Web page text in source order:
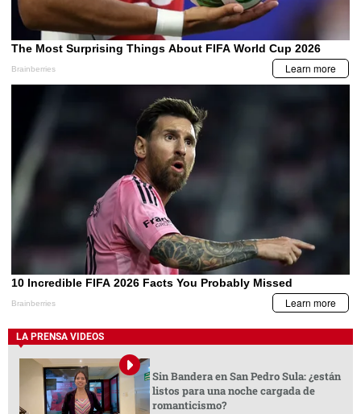
LA PRENSA VIDEOS
Sin Bandera en San Pedro Sula: ¿están
listos para una noche cargada de
romanticismo?